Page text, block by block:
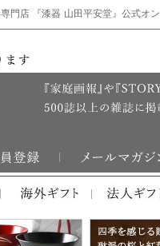
門店 『漆器 山田平安堂』公式オ